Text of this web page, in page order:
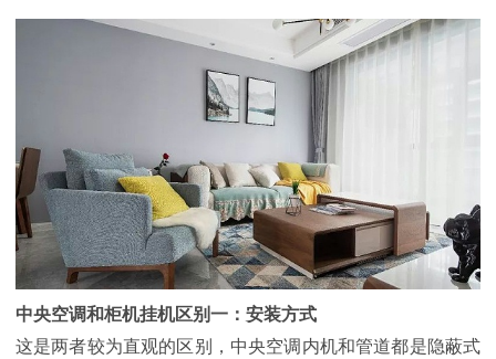
中央空调和柜机挂机区别一：安装方式
这是两者较为直观的区别，中央空调内机和管道都是隐蔽式